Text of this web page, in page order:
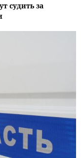
судить за